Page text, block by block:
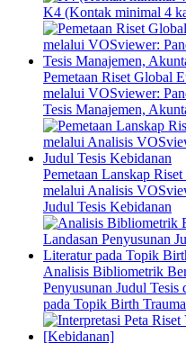
K4 (Kontak minimal 4
Pemetaan Riset Global
melalui VOSviewer:
Tesis Manajemen,
Pemetaan Lanskap
melalui Analisis
Judul Tesis Kebidanan
Analisis Bibliometrik
Penyusunan Judul Tesis
pada Topik Birth